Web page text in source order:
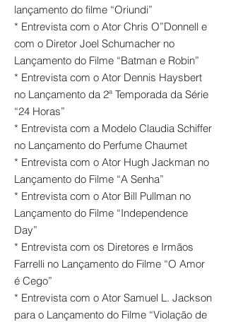
lançamento do filme “Oriundi”
* Entrevista com o Ator Chris O”Donnell e
com o Diretor Joel Schumacher no
Lançamento do Filme “Batman e Robin”
* Entrevista com o Ator Dennis Haysbert
no Lançamento da 2ª Temporada da Série
“24 Horas”
* Entrevista com a Modelo Claudia Schiffer
no Lançamento do Perfume Chaumet
* Entrevista com o Ator Hugh Jackman no
Lançamento do Filme “A Senha”
* Entrevista com o Ator Bill Pullman no
Lançamento do Filme “Independence
Day”
* Entrevista com os Diretores e Irmãos
Farrelli no Lançamento do Filme “O Amor
é Cego”
* Entrevista com o Ator Samuel L. Jackson
para o Lançamento do Filme “Violação de